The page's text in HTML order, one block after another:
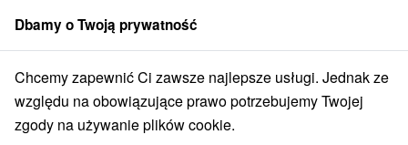
członek grupySorger
Atrakcje na Słowacji Jazda konna Bratysława i okolice
Jazda konna Bratysława i okolice
Dbamy o Twoją prywatność
Chcemy zapewnić Ci zawsze najlepsze usługi. Jednak ze
względu na obowiązujące prawo potrzebujemy Twojej
zgody na używanie plików cookie.